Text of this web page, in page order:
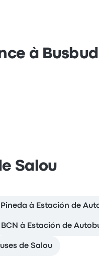
à Busbud
Salou
Pineda à Estación de
BCN à Estación de
de Salou